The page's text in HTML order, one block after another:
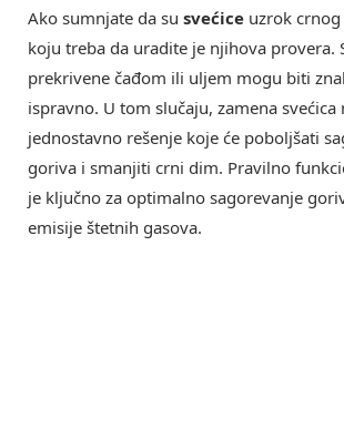
Ako sumnjate da su svećice uzrok
koju treba da uradite je njihova provera.
prekrivene čađom ili uljem mogu biti
ispravno. U tom slučaju, zamena svećica
jednostavno rešenje koje će poboljšati
goriva i smanjiti crni dim. Pravilno
je ključno za optimalno sagorevanje
emisije štetnih gasova.